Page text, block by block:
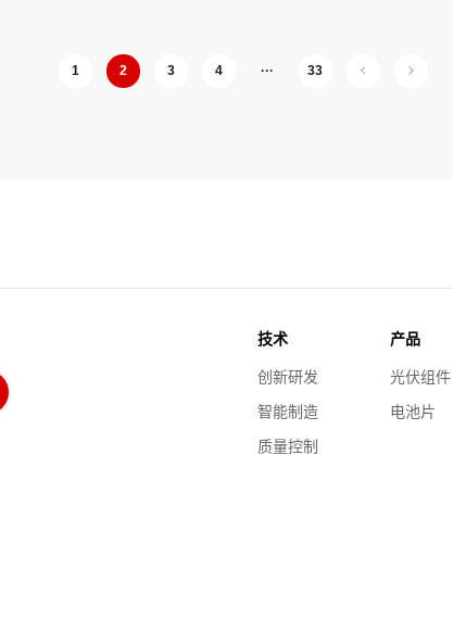
1 2 3 4 ··· 33
技术
创新研发
智能制造
质量控制
产品
光伏组件
电池片